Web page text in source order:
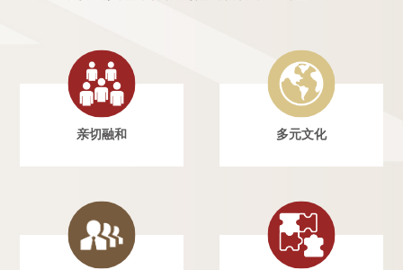
亲切融和 多元文化